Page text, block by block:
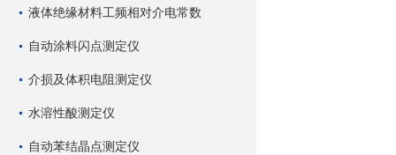
液体绝缘材料工频相对介电常数
自动涂料闪点测定仪
介损及体积电阻测定仪
水溶性酸测定仪
自动苯结晶点测定仪